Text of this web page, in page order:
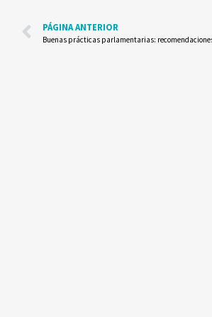
PÁGINA ANTERIOR
Buenas prácticas parlamentarias: